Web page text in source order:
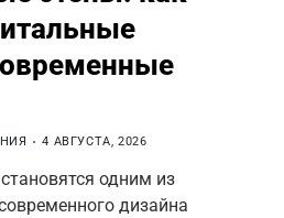
4 АВГУСТА, 2026
одним из
дизайна